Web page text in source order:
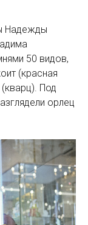
Надежды
50 видов,
(красная
Под
орлец